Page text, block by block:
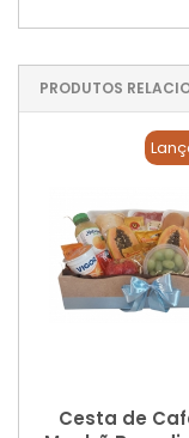
PRODUTOS
Cesta de